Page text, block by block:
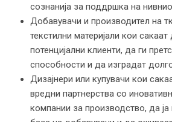
сознанија за поддршка на
Добавувачи и производител на
текстилни материјали кои
потенцијални клиенти, да ги
способности и да изградат
Дизајнери или купувачи кои
вредни партнерства со
компании за производство, да ја